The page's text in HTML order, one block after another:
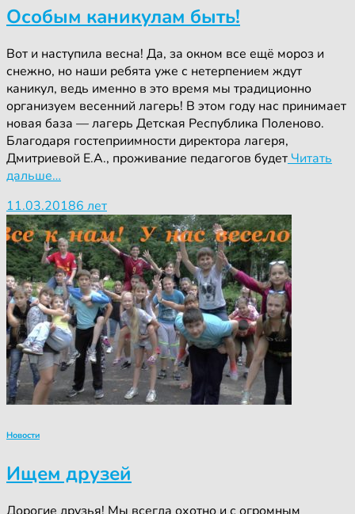
Особым каникулам быть!
Вот и наступила весна! Да, за окном все ещё мороз и
снежно, но наши ребята уже с нетерпением ждут
каникул, ведь именно в это время мы традиционно
организуем весенний лагерь! В этом году нас принимает
новая база — лагерь Детская Республика Поленово.
Благодаря гостеприимности директора лагеря,
Дмитриевой Е.А., проживание педагогов будет Читать
дальше…
11.03.20186 лет
Новости
Ищем друзей